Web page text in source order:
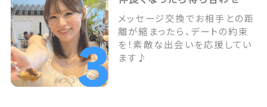
メッセージ交換でお相手との距
離が縮まったら、デートの約束
を！素敵な出会いを応援してい
ます♪